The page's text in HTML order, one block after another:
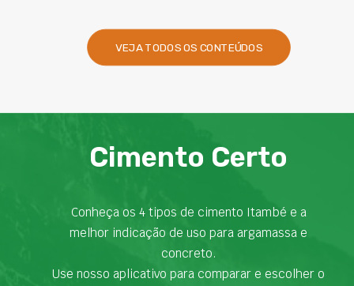
VEJA TODOS OS CONTEÚDOS
Cimento Certo
Conheça os 4 tipos de cimento Itambé e a
melhor indicação de uso para argamassa e
concreto.
Use nosso aplicativo para comparar e escolher o